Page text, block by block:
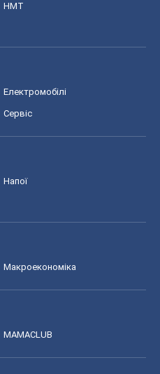
НМТ
Електромобілі
Сервіс
Напої
Макроекономіка
MAMACLUB